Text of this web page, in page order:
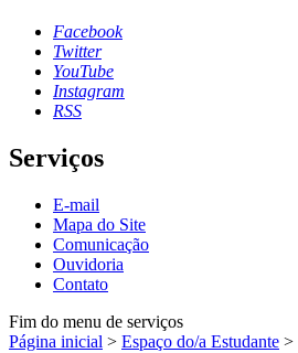
Facebook
Twitter
YouTube
Instagram
RSS
Serviços
E-mail
Mapa do Site
Comunicação
Ouvidoria
Contato
Fim do menu de serviços
Página inicial > Espaço do/a Estudante >